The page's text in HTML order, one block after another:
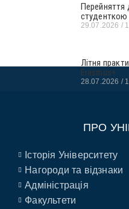
Перейняття
студенткою
29.07.2026
Літня
Erasmus+
28.07.2026
ПРО
Історія Університету
Нагороди та відзнаки
Адміністрація
Факультети